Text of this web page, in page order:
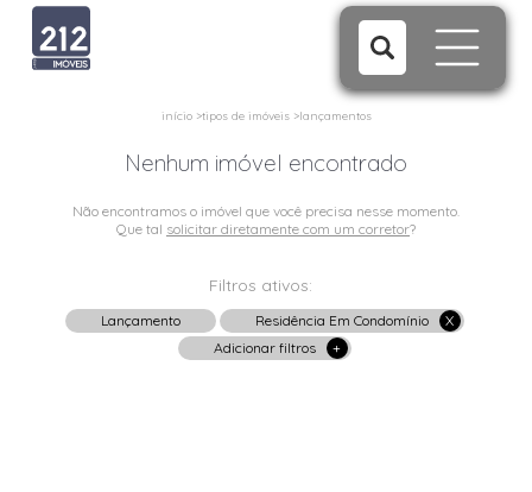
início>tipos de imóveis>lançamentos
Nenhum imóvel encontrado
Não encontramos o imóvel que você precisa nesse momento.
Que tal solicitar diretamente com um corretor?
Filtros ativos:
Lançamento X
Residência Em Condomínio
+
Adicionar filtros